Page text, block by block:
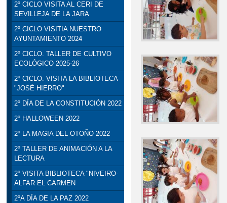
2º CICLO VISITA AL CERI DE
SEVILLEJA DE LA JARA
2º CICLO VISITIA NUESTRO
AYUNTAMIENTO 2024
2º CICLO. TALLER DE CULTIVO
ECOLÓGICO 2025-26
2º CICLO. VISITA LA BIBLIOTECA
"JOSÉ HIERRO"
2º DÍA DE LA CONSTITUCIÓN 2022
2º HALLOWEEN 2022
2º LA MAGIA DEL OTOÑO 2022
2º TALLER DE ANIMACIÓN A LA
LECTURA
2º VISITA BIBLIOTECA "NIVEIRO-
ALFAR EL CARMEN
2ºA DÍA DE LA PAZ 2022